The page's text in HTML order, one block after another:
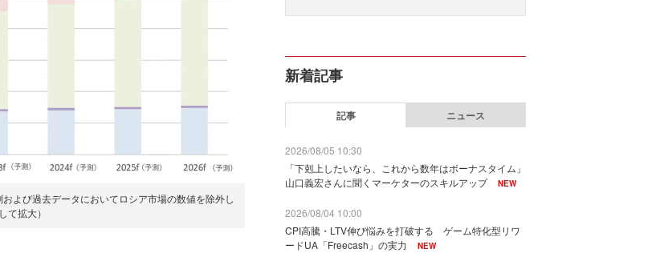
よび過去データにおいてロシア市場の数値を除外し
て拡大）
新着記事
記事 ニュース
2026/08/05 10:30
「下剋上したいなら、これから数年はボーナスタイム」
山口義宏さんに聞くマーケターのスキルアップ
NEW
2026/08/04 10:00
CPI高騰・LTV伸び悩みを打破する ゲーム特化型リワ
ードUA「Freecash」の実力
NEW